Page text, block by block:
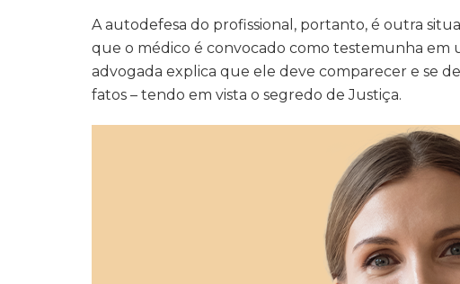
A autodefesa do profissional, portanto, é outra
que o médico é convocado como testemunha em
advogada explica que ele deve comparecer e se
fatos – tendo em vista o segredo de Justiça.